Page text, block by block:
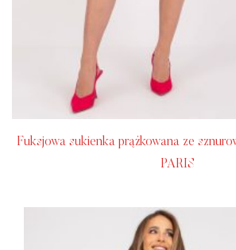
Fuksjowa sukienka prążkowana ze
PARIS